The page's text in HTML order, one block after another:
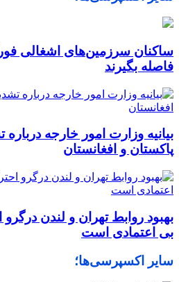
ساکنان سرزمین‌های اشغالی
فاصله بگیرند
بیانیه وزارت امور خارجه
پاکستان و افغانستان
بهبود روابط تهران و لندن درگرو
بی‌ اعتمادی است
سایر اکسپرسی‌ها؛